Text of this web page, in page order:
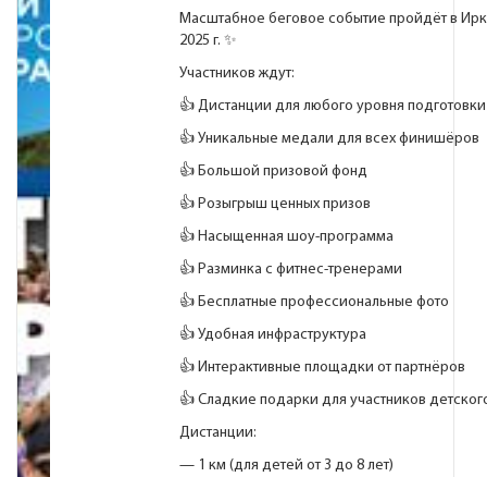
Масштабное беговое событие пройдёт в
2025 г. ✨
Участников ждут:
👍 Дистанции для любого уровня подготовки
👍 Уникальные медали для всех финишёров
👍 Большой призовой фонд
👍 Розыгрыш ценных призов
👍 Насыщенная шоу-программа
👍 Разминка с фитнес-тренерами
👍 Бесплатные профессиональные фото
👍 Удобная инфраструктура
👍 Интерактивные площадки от партнёров
👍 Сладкие подарки для участников
Дистанции:
— 1 км (для детей от 3 до 8 лет)